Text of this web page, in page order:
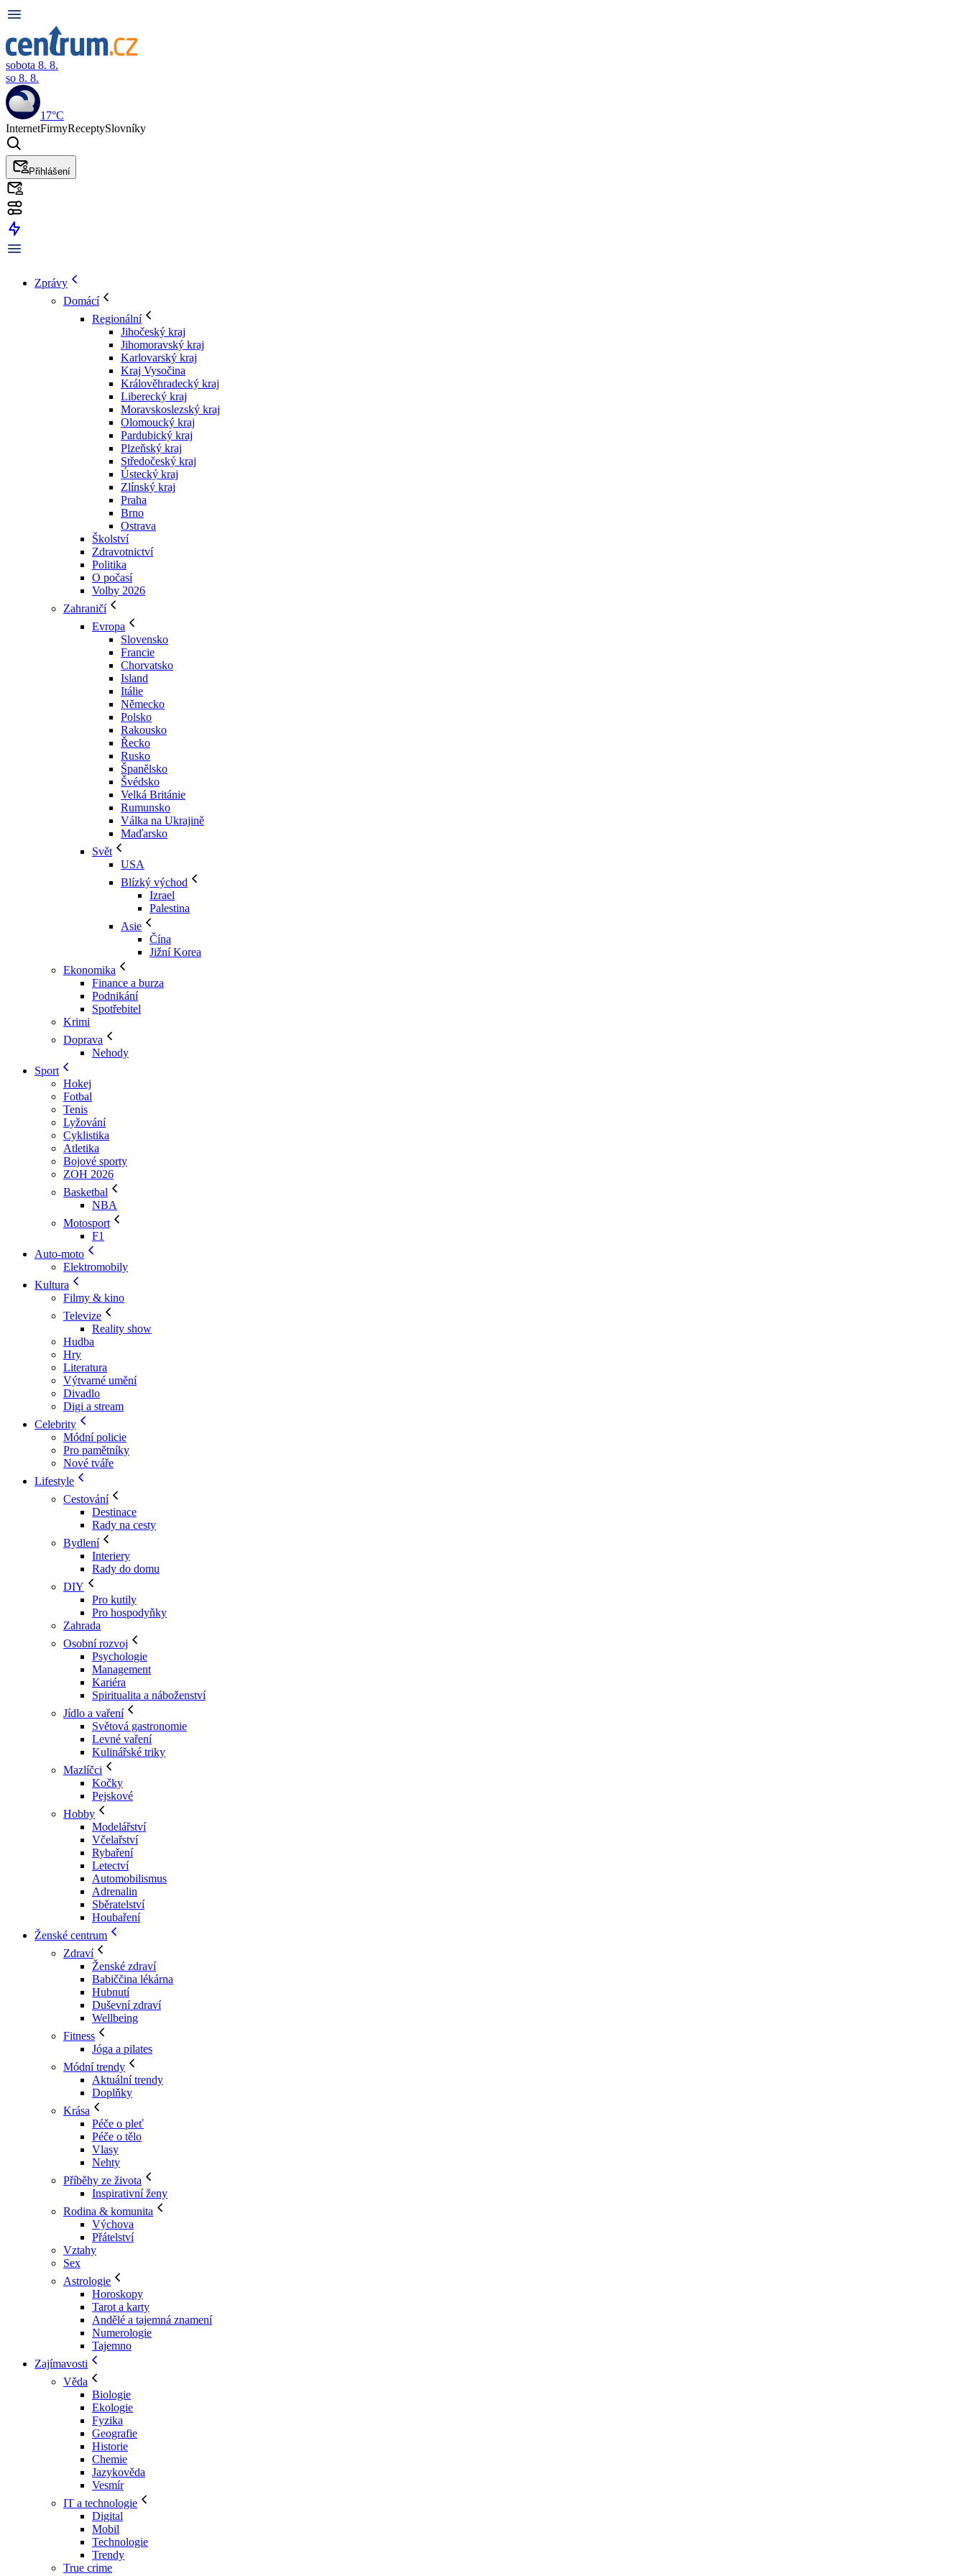
sobota 8. 8.
so 8. 8.
17°C
InternetFirmyReceptySlovníky
Přihlášení
Zprávy
Domácí
Regionální
Jihočeský kraj
Jihomoravský kraj
Karlovarský kraj
Kraj Vysočina
Králověhradecký kraj
Liberecký kraj
Moravskoslezský kraj
Olomoucký kraj
Pardubický kraj
Plzeňský kraj
Středočeský kraj
Ústecký kraj
Zlínský kraj
Praha
Brno
Ostrava
Školství
Zdravotnictví
Politika
O počasí
Volby 2026
Zahraničí
Evropa
Slovensko
Francie
Chorvatsko
Island
Itálie
Německo
Polsko
Rakousko
Řecko
Rusko
Španělsko
Švédsko
Velká Británie
Rumunsko
Válka na Ukrajině
Maďarsko
Svět
USA
Blízký východ
Izrael
Palestina
Asie
Čína
Jižní Korea
Ekonomika
Finance a burza
Podnikání
Spotřebitel
Krimi
Doprava
Nehody
Sport
Hokej
Fotbal
Tenis
Lyžování
Cyklistika
Atletika
Bojové sporty
ZOH 2026
Basketbal
NBA
Motosport
F1
Auto-moto
Elektromobily
Kultura
Filmy & kino
Televize
Reality show
Hudba
Hry
Literatura
Výtvarné umění
Divadlo
Digi a stream
Celebrity
Módní policie
Pro pamětníky
Nové tváře
Lifestyle
Cestování
Destinace
Rady na cesty
Bydlení
Interiery
Rady do domu
DIY
Pro kutily
Pro hospodyňky
Zahrada
Osobní rozvoj
Psychologie
Management
Kariéra
Spiritualita a náboženství
Jídlo a vaření
Světová gastronomie
Levné vaření
Kulinářské triky
Mazlíčci
Kočky
Pejskové
Hobby
Modelářství
Včelařství
Rybaření
Letectví
Automobilismus
Adrenalin
Sběratelství
Houbaření
Ženské centrum
Zdraví
Ženské zdraví
Babiččina lékárna
Hubnutí
Duševní zdraví
Wellbeing
Fitness
Jóga a pilates
Módní trendy
Aktuální trendy
Doplňky
Krása
Péče o pleť
Péče o tělo
Vlasy
Nehty
Příběhy ze života
Inspirativní ženy
Rodina & komunita
Výchova
Přátelství
Vztahy
Sex
Astrologie
Horoskopy
Tarot a karty
Andělé a tajemná znamení
Numerologie
Tajemno
Zajímavosti
Věda
Biologie
Ekologie
Fyzika
Geografie
Historie
Chemie
Jazykověda
Vesmír
IT a technologie
Digital
Mobil
Technologie
Trendy
True crime